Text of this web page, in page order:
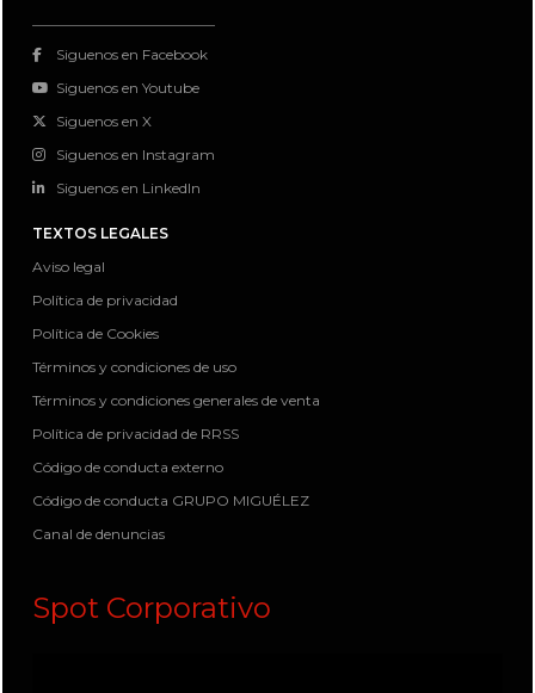
Siguenos en Facebook
Siguenos en Youtube
Siguenos en X
Siguenos en Instagram
Siguenos en LinkedIn
TEXTOS LEGALES
Aviso legal
Política de privacidad
Política de Cookies
Términos y condiciones de uso
Términos y condiciones generales de venta
Política de privacidad de RRSS
Código de conducta externo
Código de conducta GRUPO MIGUÉLEZ
Canal de denuncias
Spot Corporativo